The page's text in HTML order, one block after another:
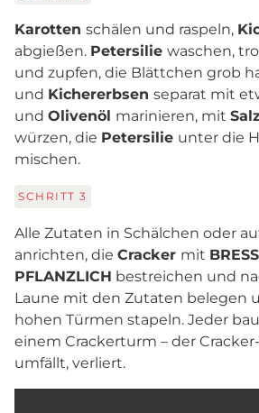
Karotten schälen und raspeln,
abgießen. Petersilie waschen,
und zupfen, die Blättchen grob
und Kichererbsen separat mit
und Olivenöl marinieren, mit
würzen, die Petersilie unter die
mischen.
SCHRITT 3
Alle Zutaten in Schälchen oder
anrichten, die Cracker mit
PFLANZLICH bestreichen und
Laune mit den Zutaten belegen
hohen Türmen stapeln. Jeder
einem Crackerturm – der
umfällt, verliert.